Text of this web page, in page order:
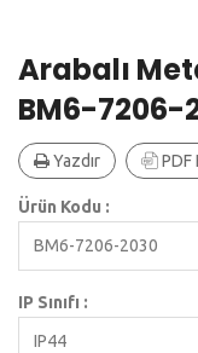
Arabalı
BM6-7206-
Yazdır PDF
Ürün Kodu :
BM6-7206-2030
IP Sınıfı :
IP44